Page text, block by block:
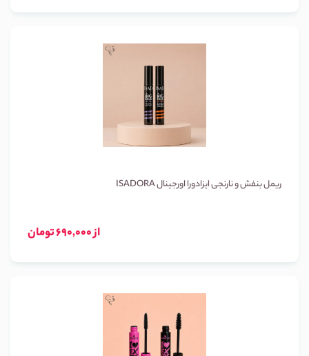
ریمل بنفش و نارنجی ایزادورا اورجینال ISADORA
از 690,000 تومان